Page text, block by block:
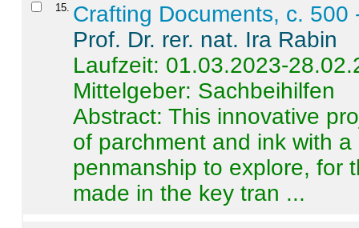
15 Crafting Documents, c. 500
Prof. Dr. rer. nat. Ira Rabin
Laufzeit: 01.03.2023-
Mittelgeber: Sachbeihilfen
Abstract:This innovative
of parchment and ink with
penmanship to explore, for
made in the key tran ...